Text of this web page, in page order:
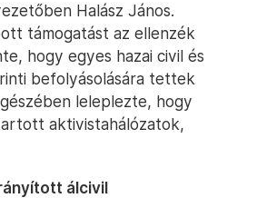
Halász János.
támogatást az ellenzék
hogy egyes hazai civil és
befolyásolására tettek
leleplezte, hogy
aktivistahálózatok,
álcivil